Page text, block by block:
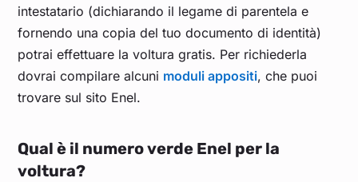
intestatario (dichiarando il legame di parentela e
fornendo una copia del tuo documento di identità)
potrai effettuare la voltura gratis. Per richiederla
dovrai compilare alcuni moduli appositi, che puoi
trovare sul sito Enel.
Qual è il numero verde Enel per la
voltura?